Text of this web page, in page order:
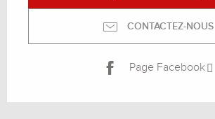
CONTACTEZ-NOUS
Page Facebook